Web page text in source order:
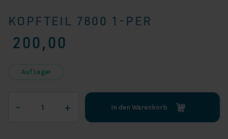
KOPFTEIL 7800 1-PER
200,00
Auf Lager
–
7800
+ In den Warenkorb